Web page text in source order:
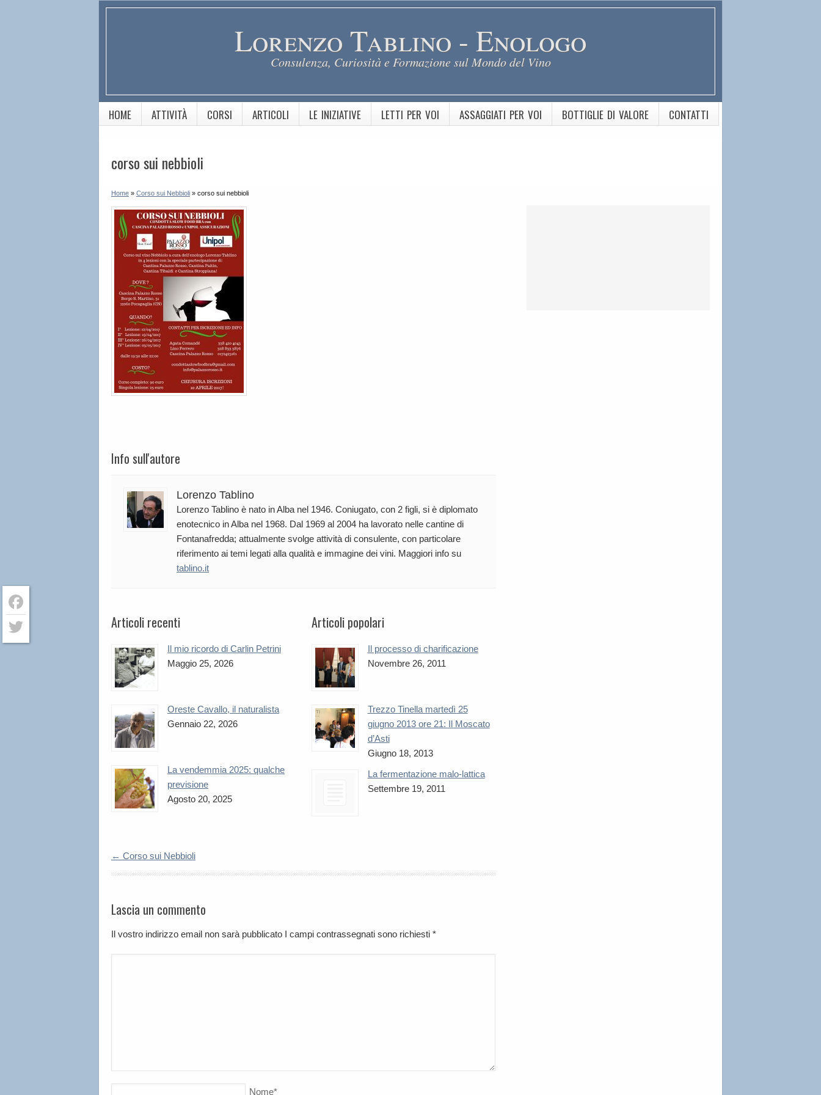
Lorenzo Tablino - Enologo
Consulenza, Curiosità e Formazione sul Mondo del Vino
HOME ATTIVITÀ CORSI ARTICOLI LE INIZIATIVE LETTI PER VOI ASSAGGIATI PER VOI BOTTIGLIE DI VALORE CONTATTI
corso sui nebbioli
Home » Corso sui Nebbioli » corso sui nebbioli
Info sull'autore
Lorenzo Tablino
Lorenzo Tablino è nato in Alba nel 1946. Coniugato, con 2 figli, si è diplomato
enotecnico in Alba nel 1968. Dal 1969 al 2004 ha lavorato nelle cantine di
Fontanafredda; attualmente svolge attività di consulente, con particolare
riferimento ai temi legati alla qualità e immagine dei vini. Maggiori info su
tablino.it
Articoli recenti
Il mio ricordo di Carlin Petrini
Maggio 25, 2026
Oreste Cavallo, il naturalista
Gennaio 22, 2026
La vendemmia 2025: qualche
previsione
Agosto 20, 2025
Articoli popolari
Il processo di charificazione
Novembre 26, 2011
Trezzo Tinella martedì 25
giugno 2013 ore 21: Il Moscato
d’Asti
Giugno 18, 2013
La fermentazione malo-lattica
Settembre 19, 2011
← Corso sui Nebbioli
Lascia un commento
Il vostro indirizzo email non sarà pubblicato I campi contrassegnati sono richiesti *
Nome*
Facebook
Twitter